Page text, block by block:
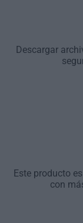
Descargar
Este producto
con